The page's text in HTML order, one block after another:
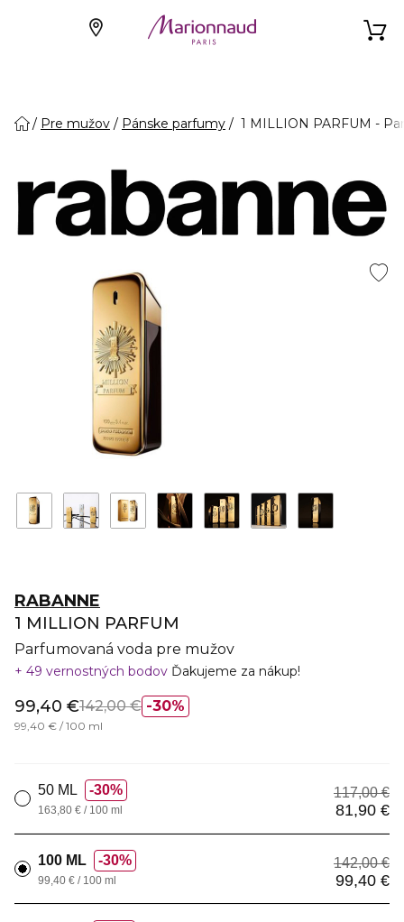
Pre mužov Pánske parfumy 1 MILLION PARFUM -
RABANNE
1 MILLION PARFUM
Parfumovaná voda pre mužov
49 vernostných bodov Ďakujeme za nákup!
30%
99,40 €142,00 €
99,40 € / 100 ml
50 ML 30% 117,00 €
81,90 €
163,80 € / 100 ml
100 ML 30% 142,00 €
99,40 €
99,40 € / 100 ml